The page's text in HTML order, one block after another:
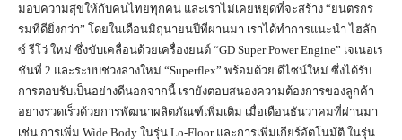
มอบความสุขให้กับคนไทยทุกคน และเราไม่เคยหยุดที่จะสร้าง “ยนตรกร
รมที่ดียิ่งกว่า” โดยในเดือนมิถุนายนปีที่ผ่านมา เราได้ทำการแนะนำ ไฮลัก
ซ์ รีโว่ ใหม่ ซึ่งขับเคลื่อนด้วยเครื่องยนต์ “GD Super Power Engine” เจเนอเร
ชันที่ 2 และระบบช่วงล่างใหม่ “Superflex” พร้อมด้วย ดีไซน์ใหม่ ซึ่งได้รับ
การตอบรับเป็นอย่างดีนอกจากนี้ เรายังตอบสนองความต้องการของลูกค้า
อย่างรวดเร็วด้วยการพัฒนาผลิตภัณฑ์เพิ่มเติม เมื่อเดือนธันวาคมที่ผ่านมา
เช่น การเพิ่ม Wide Body ในรุ่น Lo-Floor และการเพิ่มเกียร์อัตโนมัติ ในรุ่น